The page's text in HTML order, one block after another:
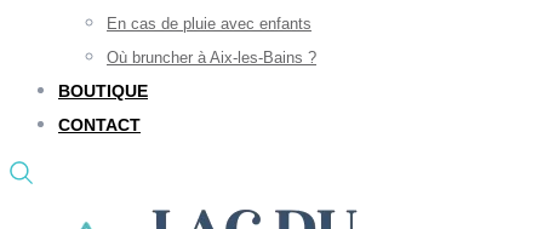
En cas de pluie avec enfants
Où bruncher à Aix-les-Bains ?
BOUTIQUE
CONTACT